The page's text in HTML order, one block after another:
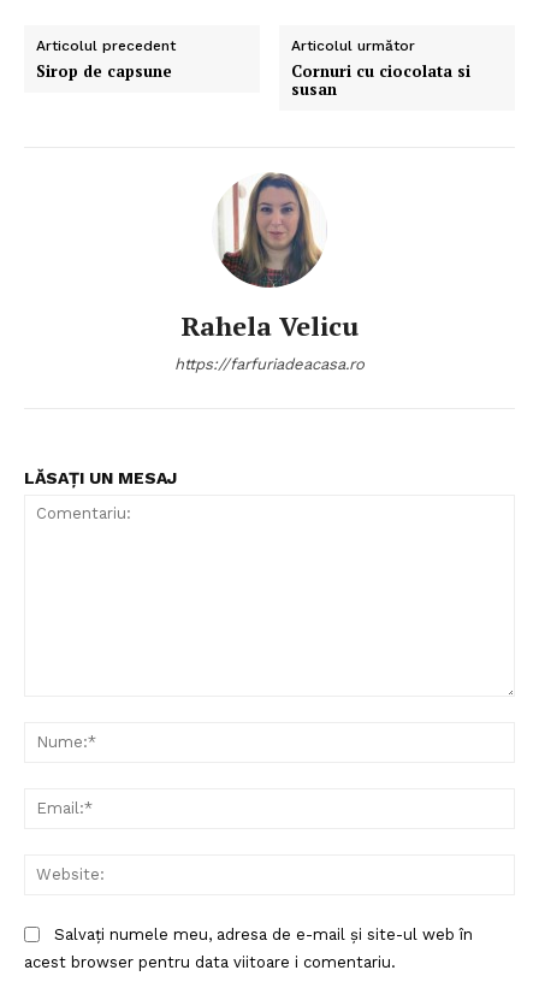
Articolul precedent
Sirop de capsune
Articolul următor
Cornuri cu ciocolata si
susan
Rahela Velicu
https://farfuriadeacasa.ro
LĂSAȚI UN MESAJ
Salvați numele meu, adresa de e-mail și site-ul web în
acest browser pentru data viitoare i comentariu.